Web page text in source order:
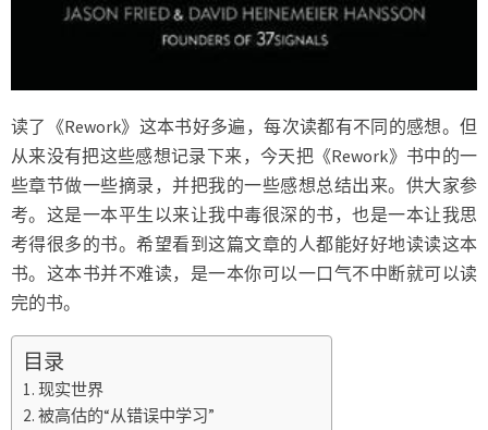
读了《Rework》这本书好多遍，每次读都有不同的感想。但
从来没有把这些感想记录下来，今天把《Rework》书中的一
些章节做一些摘录，并把我的一些感想总结出来。供大家参
考。这是一本平生以来让我中毒很深的书，也是一本让我思
考得很多的书。希望看到这篇文章的人都能好好地读读这本
书。这本书并不难读，是一本你可以一口气不中断就可以读
完的书。
目录
现实世界
被高估的“从错误中学习”